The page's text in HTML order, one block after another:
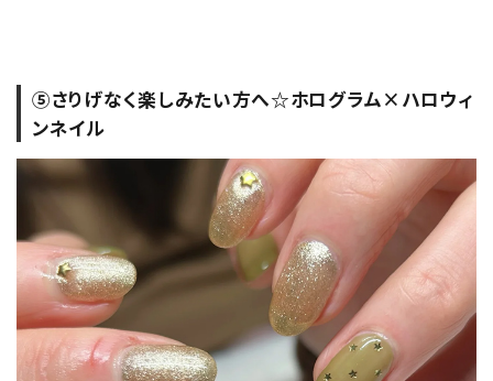
⑤さりげなく楽しみたい方へ☆ホログラム×ハロウィ
ンネイル